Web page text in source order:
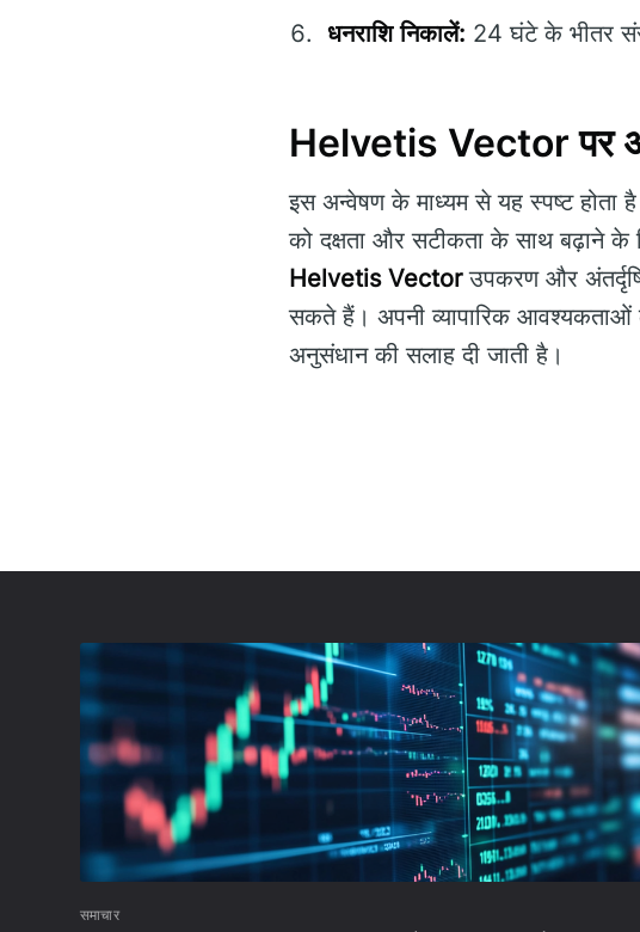
धनराशि निकालें: 24 घंटे के भीतर
Helvetis Vector पर
इस अन्वेषण के माध्यम से यह स्पष्ट होता
को दक्षता और सटीकता के साथ बढ़ाने के
Helvetis Vectorउपकरण और
सकते हैं। अपनी व्यापारिक आवश्यकताओं
अनुसंधान की सलाह दी जाती है।
समाचार